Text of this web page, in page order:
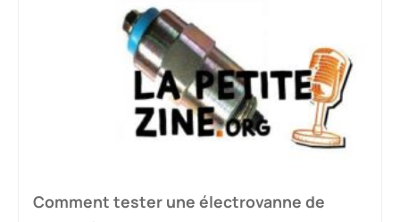
Comment tester une électrovanne de